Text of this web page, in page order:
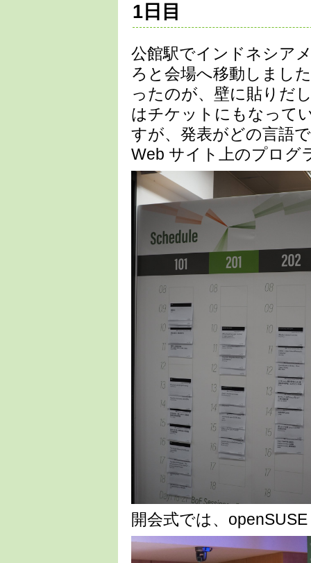
1日目
公館駅でインドネシア
ろと会場へ移動しまし
ったのが、壁に貼りだ
はチケットにもなって
すが、発表がどの言語
Web サイト上のプログ
開会式では、